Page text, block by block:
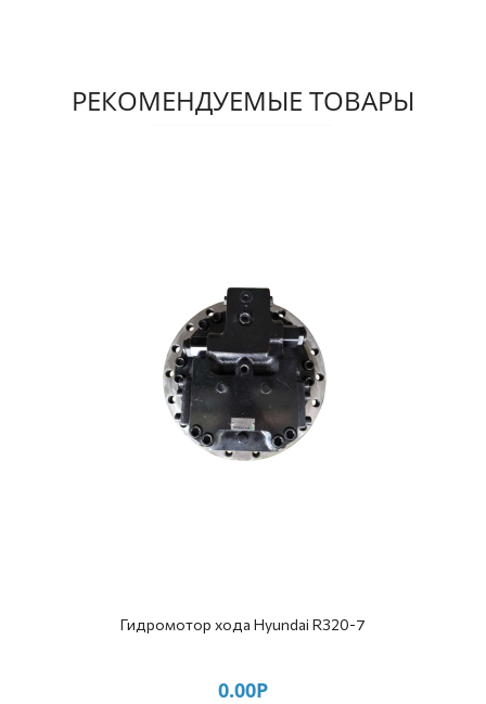
РЕКОМЕНДУЕМЫЕ ТОВАРЫ
Гидромотор хода Hyundai R320-7
0.00Р